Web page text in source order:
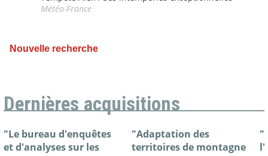
Météo-France
Nouvelle recherche
Dernières acquisitions
"Le bureau d'enquêtes
et d'analyses sur les
"Adaptation des
territoires de montagne